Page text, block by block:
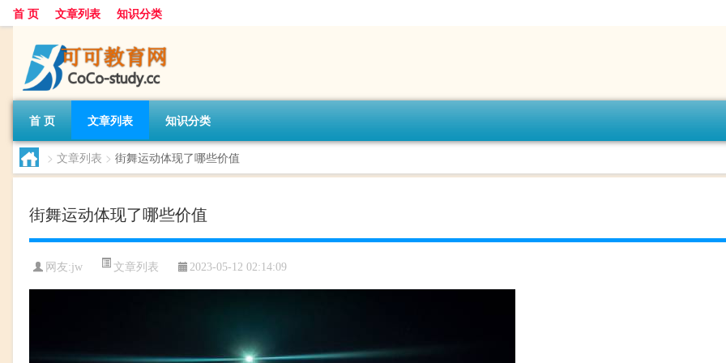
首 页 文章列表 知识分类
首 页 文章列表 知识分类
> 文章列表 > 街舞运动体现了哪些价值
街舞运动体现了哪些价值
网友:jw 文章列表 2023-05-12 02:14:09